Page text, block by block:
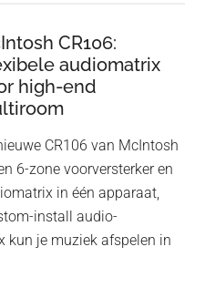
–
4
CR106:
audiomatrix
high-end
CR106 van McIntosh
6-zone voorversterker en
in één apparaat,
install audio-
kun je muziek afspelen in